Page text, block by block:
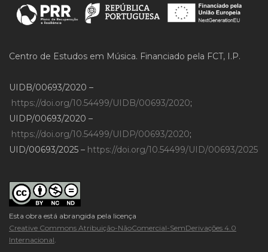
Centro de Estudos em Música. Financiado pela FCT, I.P.
UIDB/00693/2020 –
https://doi.org/10.54499/UIDB/00693/2020;
UIDP/00693/2020 –
https://doi.org/10.54499/UIDP/00693/2020;
UID/00693/2025 – https://doi.org/10.54499/UID/00693/2025
Esta obra está abrangida pela licença
Creative Commons Atribuição-NãoComercial-SemDerivações 4.0
Internacional.